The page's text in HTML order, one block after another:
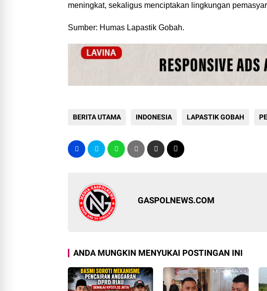
meningkat, sekaligus menciptakan lingkungan
Sumber: Humas Lapastik Gobah.
BERITA UTAMA INDONESIA LAPASTIK GOBAH
GASPOLNEWS.COM
ANDA MUNGKIN MENYUKAI POSTINGAN INI